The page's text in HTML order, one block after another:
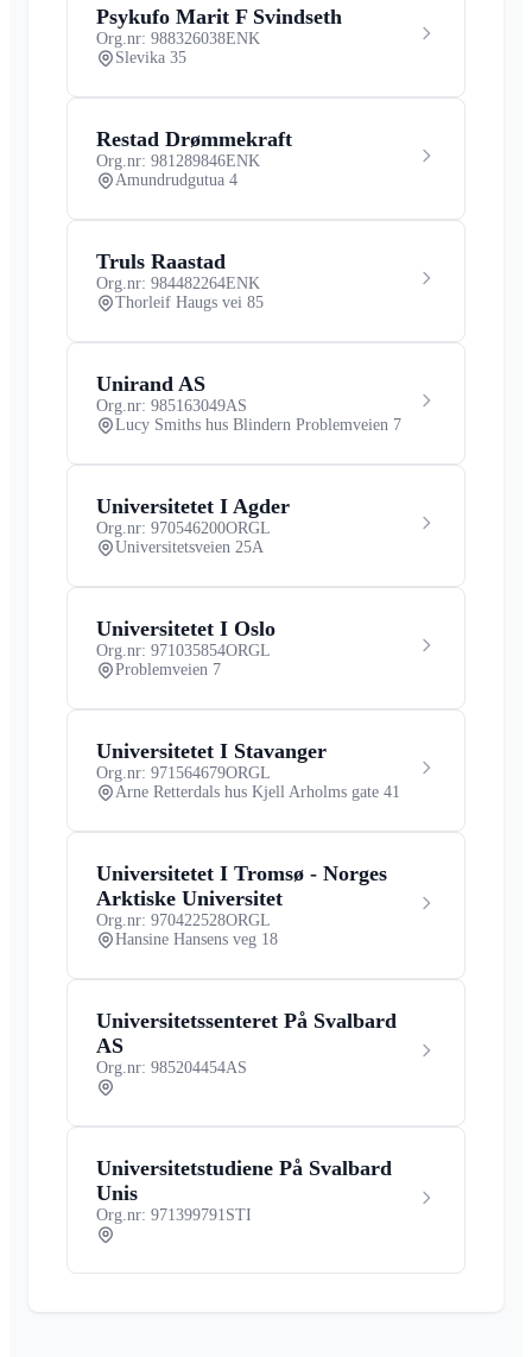
Psykufo Marit F Svindseth
Org.nr: 988326038ENK
Slevika 35
Restad Drømmekraft
Org.nr: 981289846ENK
Amundrudgutua 4
Truls Raastad
Org.nr: 984482264ENK
Thorleif Haugs vei 85
Unirand AS
Org.nr: 985163049AS
Lucy Smiths hus Blindern Problemveien 7
Universitetet I Agder
Org.nr: 970546200ORGL
Universitetsveien 25A
Universitetet I Oslo
Org.nr: 971035854ORGL
Problemveien 7
Universitetet I Stavanger
Org.nr: 971564679ORGL
Arne Retterdals hus Kjell Arholms gate 41
Universitetet I Tromsø - Norges
Arktiske Universitet
Org.nr: 970422528ORGL
Hansine Hansens veg 18
Universitetssenteret På Svalbard
AS
Org.nr: 985204454AS
Universitetstudiene På Svalbard
Unis
Org.nr: 971399791 STI